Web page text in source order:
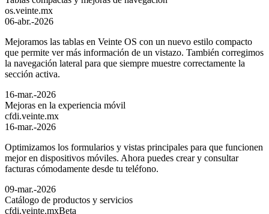
os.veinte.mx
06-abr.-2026
Mejoramos las tablas en Veinte OS con un nuevo estilo compacto
que permite ver más información de un vistazo. También corregimos
la navegación lateral para que siempre muestre correctamente la
sección activa.
16-mar.-2026
Mejoras en la experiencia móvil
cfdi.veinte.mx
16-mar.-2026
Optimizamos los formularios y vistas principales para que funcionen
mejor en dispositivos móviles. Ahora puedes crear y consultar
facturas cómodamente desde tu teléfono.
09-mar.-2026
Catálogo de productos y servicios
cfdi.veinte.mxBeta